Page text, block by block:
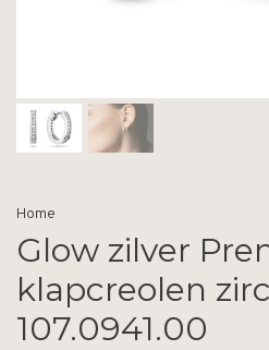
Home
Glow zilver
klapcreolen
107.0941.00